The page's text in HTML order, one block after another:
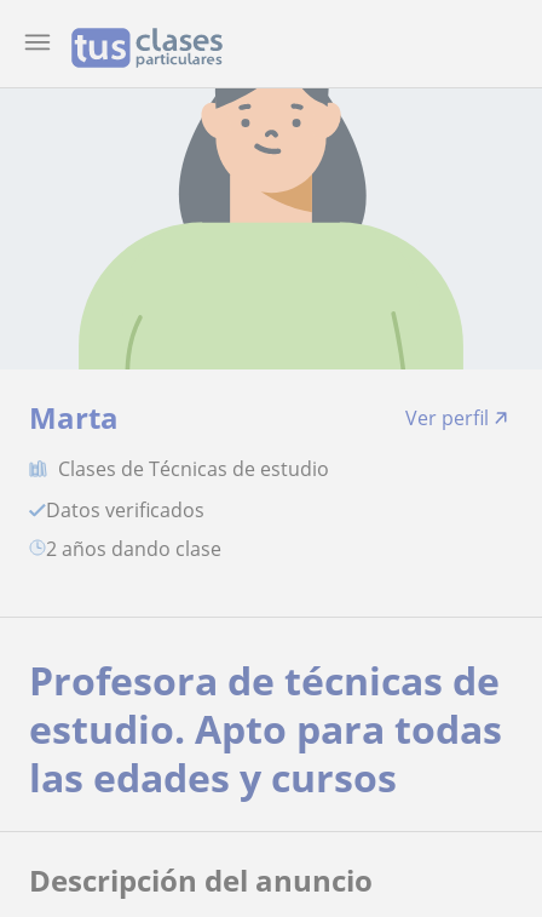
Marta
Ver perfil
Clases de Técnicas de estudio
Datos verificados
2 años dando clase
Profesora de técnicas de
estudio. Apto para todas
las edades y cursos
Descripción del anuncio